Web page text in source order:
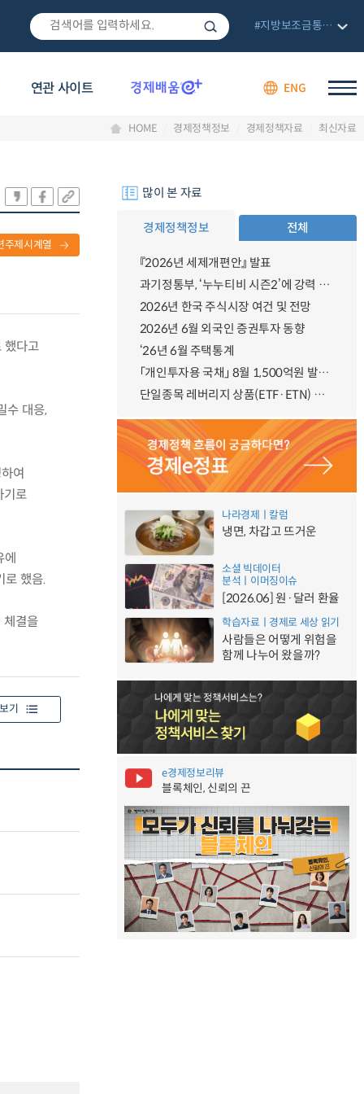
연관 사이트 ENG
#지방보조금통합관리망
HOME 경제정책정보 경제정책자료 최신자료
주제시계열
했다고
수 대응,
여
기로
로 했음.
체결을
기
많이 본 자료
경제정책정보 전체
『2026년 세제개편안』 발표
과기정통부, ‘누누티비 시즌2’에 강력 대응 의지 밝혀
2026년 한국 주식시장 여건 및 전망
2026년 6월 외국인 증권투자 동향
‘26년 6월 주택통계
「개인투자용 국채」 8월 1,500억원 발행 예정
단일종목 레버리지 상품(ETF·ETN) 기본예탁금 강화 조기시행 방안 안내
나라경제ㅣ칼럼
냉면, 차갑고 뜨거운
소셜 빅데이터
분석ㅣ이머징이슈
[2026.06] 원·달러 환율
학습자료ㅣ경제로 세상 읽기
사람들은 어떻게 위험을
함께 나누어 왔을까?
e경제정보리뷰
블록체인, 신뢰의 끈